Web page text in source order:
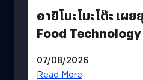
อายิโนะโมะโต๊ะ เผ
Food Technology
บริโภคและ B2B
07/08/2026
Read More